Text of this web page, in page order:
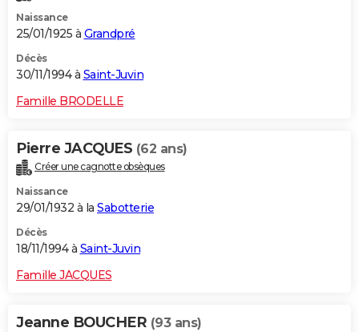
Naissance
25/01/1925 à Grandpré
Décès
30/11/1994 à Saint-Juvin
Famille BRODELLE
Pierre JACQUES (62 ans)
Créer une cagnotte obsèques
Naissance
29/01/1932 à la Sabotterie
Décès
18/11/1994 à Saint-Juvin
Famille JACQUES
Jeanne BOUCHER (93 ans)